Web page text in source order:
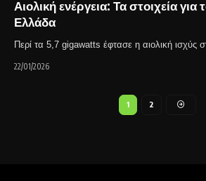
Αιολική ενέργεια: Τα στοιχεία για
Ελλάδα
Περί τα 5,7 gigawatts έφτασε η αιολική ισχύς
22/01/2026
1 2